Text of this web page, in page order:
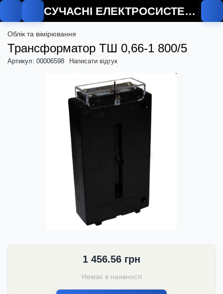
СУЧАСНІ ЕЛЕКТРОСИСТЕМИ
Облік та вімірювання
Трансформатор ТШ 0,66-1 800/5
Артикул: 00006598 Написати відгук
1 456.56 грн
Немає в наявності